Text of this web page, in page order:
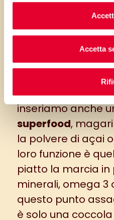
Accetta
I
Sempre
inseriamo anche
superfood,
la polvere di açai
loro funzione è
piatto la marcia in
minerali, omega 3
questo punto
è solo una